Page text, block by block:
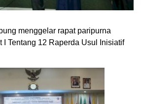
menggelar rapat paripurna
I Tentang 12 Raperda Usul Inisiatif